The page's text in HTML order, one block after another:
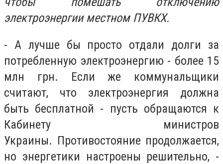
электроэнергии местном ПУВКХ.
- А лучше бы просто отдали долги за
потребленную электроэнергию - более 15
млн грн. Если же коммунальщики
считают, что электроэнергия должна
быть бесплатной - пусть обращаются к
Кабинету министров
Украины. Противостояние продолжается,
но энергетики настроены решительно, -